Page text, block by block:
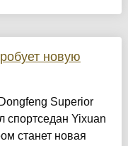
новую
Superior
спортседан Yixuan
станет новая